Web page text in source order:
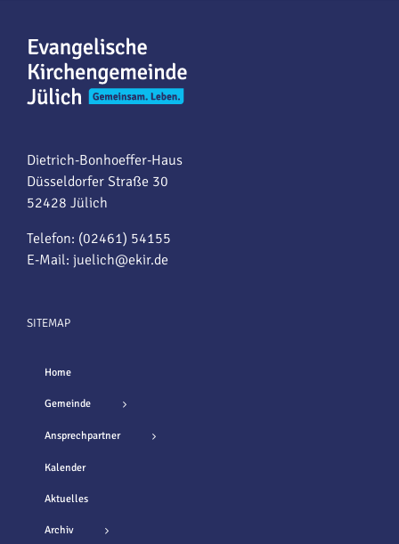
Dietrich-Bonhoeffer-Haus
Düsseldorfer Straße 30
52428 Jülich
Telefon: (02461) 54155
E-Mail: juelich@ekir.de
SITEMAP
Home
Gemeinde
Ansprechpartner
Kalender
Aktuelles
Archiv